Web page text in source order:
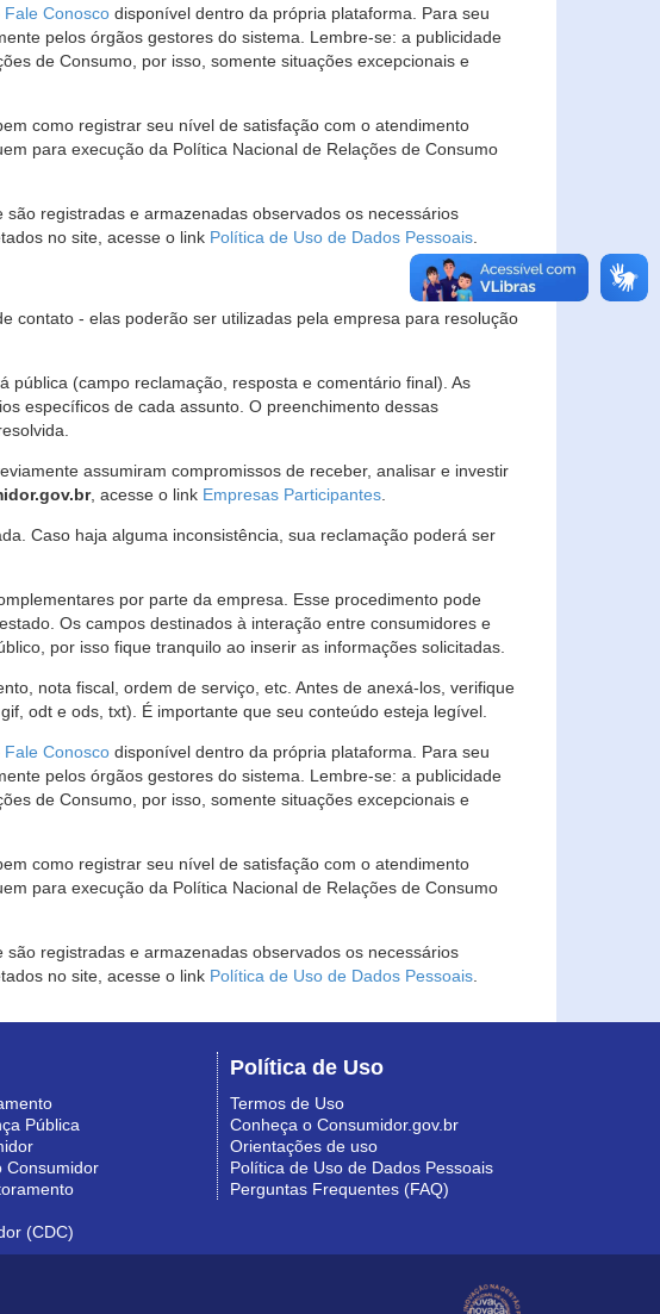
Fale Conosco disponível dentro da própria plataforma. Para seu
pelos órgãos gestores do sistema. Lembre-se: a publicidade
de Consumo, por isso, somente situações excepcionais e
como registrar seu nível de satisfação com o atendimento
para execução da Política Nacional de Relações de Consumo
registradas e armazenadas observados os necessários
no site, acesse o link Política de Uso de Dados Pessoais
contato - elas poderão ser utilizadas pela empresa para resolução
(campo reclamação, resposta e comentário final). As
específicos de cada assunto. O preenchimento dessas
assumiram compromissos de receber, analisar e investir
, acesse o link Empresas Participantes
Caso haja alguma inconsistência, sua reclamação poderá ser
por parte da empresa. Esse procedimento pode
Os campos destinados à interação entre consumidores e
por isso fique tranquilo ao inserir as informações solicitadas.
nota fiscal, ordem de serviço, etc. Antes de anexá-los, verifique
odt e ods, txt). É importante que seu conteúdo esteja legível.
Fale Conosco disponível dentro da própria plataforma. Para seu
pelos órgãos gestores do sistema. Lembre-se: a publicidade
de Consumo, por isso, somente situações excepcionais e
como registrar seu nível de satisfação com o atendimento
para execução da Política Nacional de Relações de Consumo
registradas e armazenadas observados os necessários
no site, acesse o link Política de Uso de Dados Pessoais
Pública
Consumidor
(CDC)
Política de Uso
Termos de Uso
Conheça o Consumidor.gov.br
Orientações de uso
Política de Uso de Dados Pessoais
Perguntas Frequentes (FAQ)